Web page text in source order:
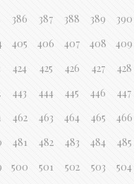
386 387 388 389 390
405 406 407 408 409
424 425 426 427 428
443 444 445 446 447
462 463 464 465 466
481 482 483 484 485
500 501 502 503 504